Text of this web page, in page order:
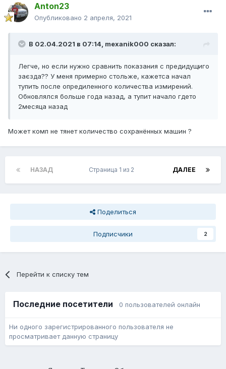
Anton23
Опубликовано 2 апреля, 2021
В 02.04.2021 в 07:14, mexanik000 сказал:
Легче, но если нужно сравнить показания с предидущиго
заєзда?? У меня примерно стольже, кажетса начал
тупить после опредиленного количества измирений.
Обновлялся больше года назад, а тупит начало гдето
2месяца назад
Может комп не тянет количество сохранённых машин ?
НАЗАД ДАЛЕЕ
Страница 1 из 2
Поделиться
Подписчики 2
Перейти к списку тем
Последние посетители 0 пользователей онлайн
Ни одного зарегистрированного пользователя не
просматривает данную страницу